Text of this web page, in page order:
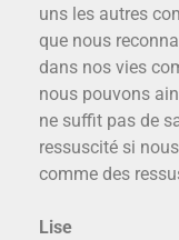
uns les autres
que nous
dans nos vies
nous pouvons
ne suffit pas de
ressuscité si
comme des
Lise